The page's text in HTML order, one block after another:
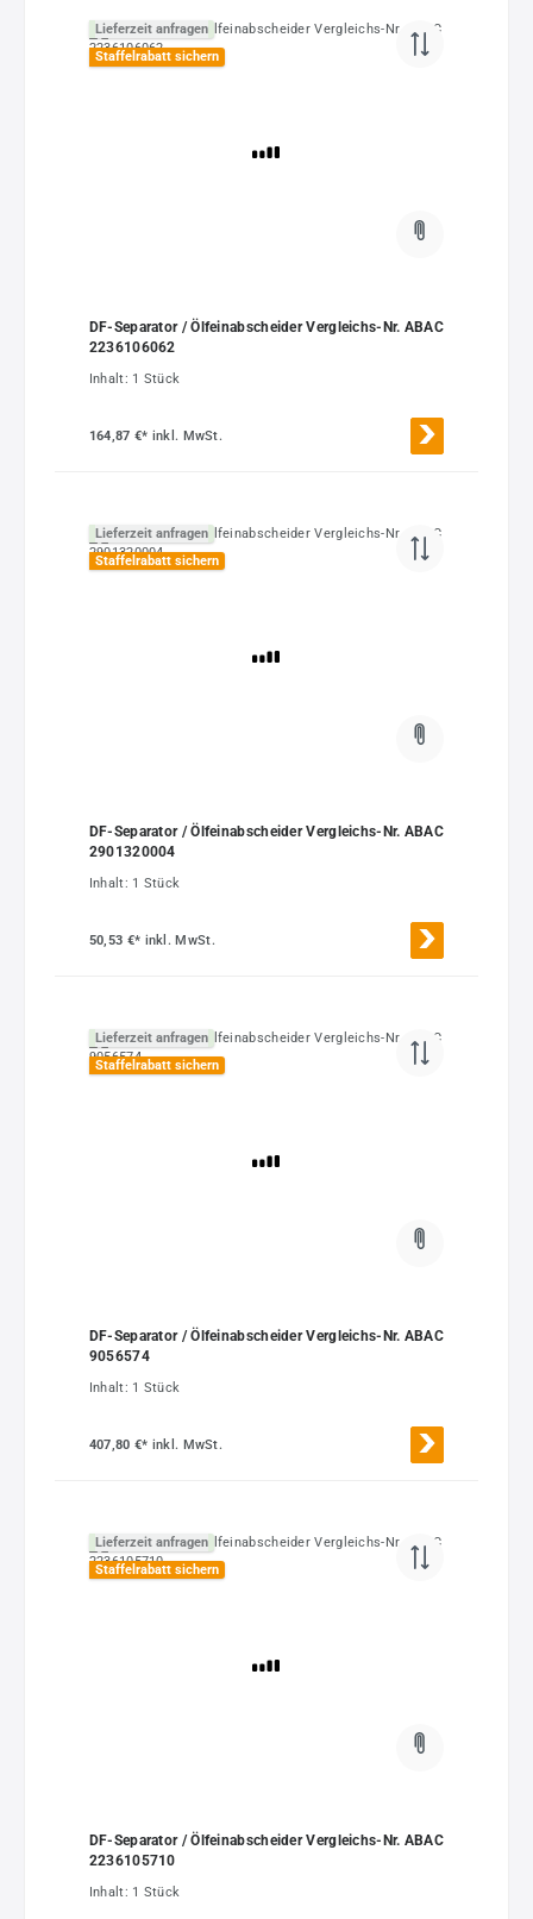
Lieferzeit anfragen
Staffelrabatt sichern
DF-Separator / Ölfeinabscheider Vergleichs-Nr. ABAC
2236106062
Inhalt: 1 Stück
164,87 €* inkl. MwSt.
Lieferzeit anfragen
Staffelrabatt sichern
DF-Separator / Ölfeinabscheider Vergleichs-Nr. ABAC
2901320004
Inhalt: 1 Stück
50,53 €* inkl. MwSt.
Lieferzeit anfragen
Staffelrabatt sichern
DF-Separator / Ölfeinabscheider Vergleichs-Nr. ABAC
9056574
Inhalt: 1 Stück
407,80 €* inkl. MwSt.
Lieferzeit anfragen
Staffelrabatt sichern
DF-Separator / Ölfeinabscheider Vergleichs-Nr. ABAC
2236105710
Inhalt: 1 Stück